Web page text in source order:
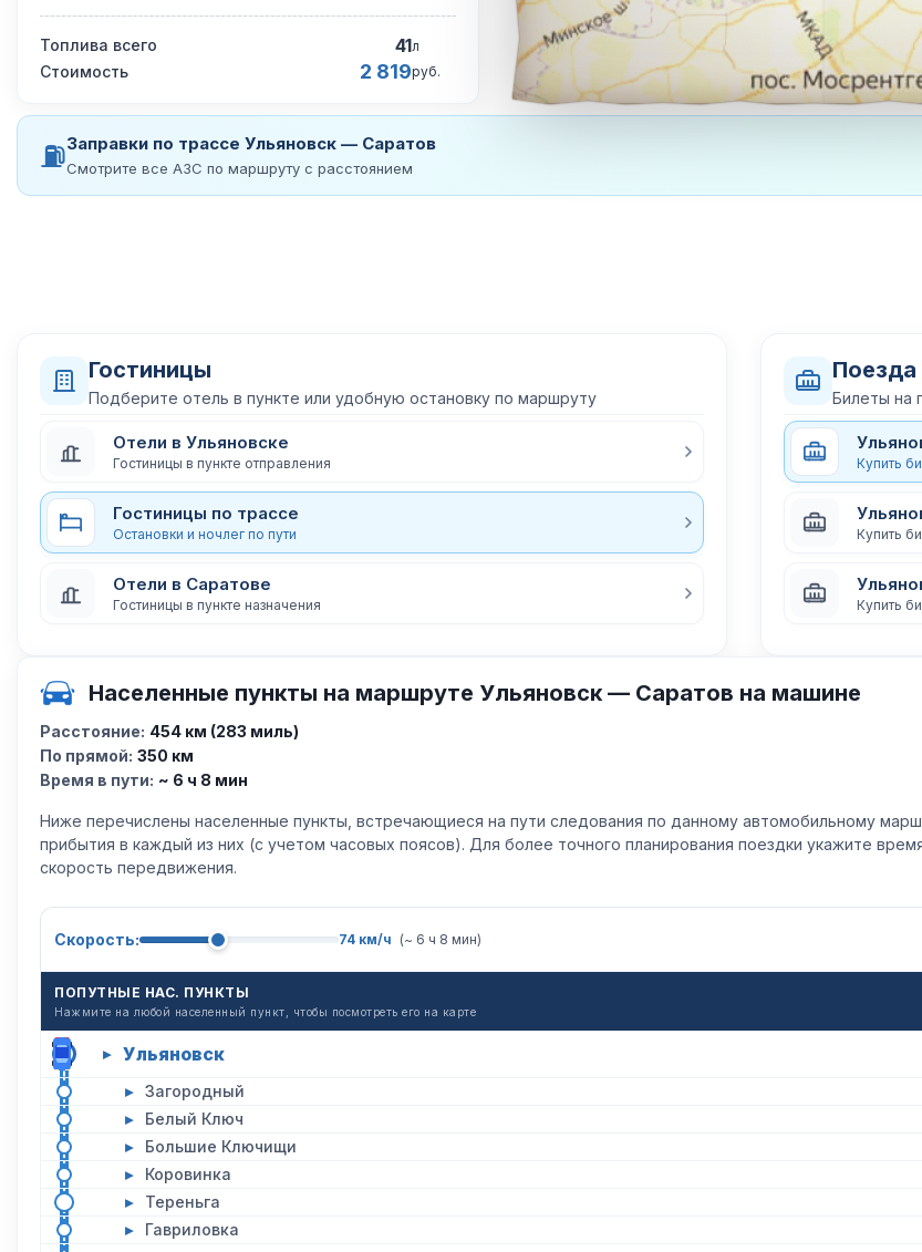
Топлива всего 41л
Стоимость 2 819руб.
⛽Заправки по трассе Ульяновск — Саратов
Смотрите все АЗС по маршруту с расстоянием
Гостиницы
Подберите отель в пункте или удобную остановку по маршруту
Отели в Ульяновске
Гостиницы в пункте отправления
Гостиницы по трассе
Остановки и ночлег по пути
Отели в Саратове
Гостиницы в пункте назначения
Поезда
Билеты на
Купить
Купить
Купить
Населенные пункты на маршруте Ульяновск — Саратов на машине
Расстояние: 454 км (283 миль)
По прямой: 350 км
Время в пути: ~ 6 ч 8 мин
Ниже перечислены населенные пункты, встречающиеся на пути следования по данному автомобильному
прибытия в каждый из них (с учетом часовых поясов). Для более точного планирования поездки укажите
скорость передвижения.
Скорость: 74 км/ч (~ 6 ч 8 мин)
ПОПУТНЫЕ НАС. ПУНКТЫ
Нажмите на любой населенный пункт, чтобы посмотреть его на карте
▸ Ульяновск
▸ Загородный
▸ Белый Ключ
▸ Большие Ключищи
▸ Коровинка
▸ Тереньга
▸ Гавриловка